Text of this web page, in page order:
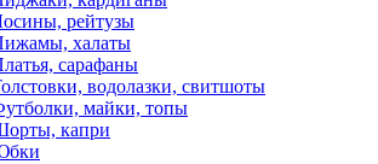
рейтузы
халаты
сарафаны
водолазки, свитшоты
майки, топы
капри